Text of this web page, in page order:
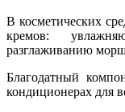
В косметических
кремов:
разглаживанию
Благодатный
кондиционерах для